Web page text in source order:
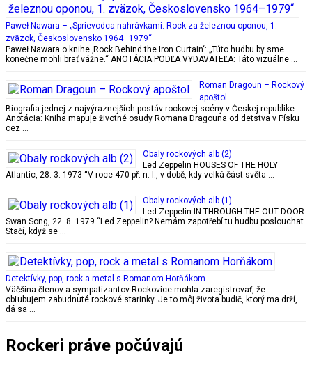
Paweł Nawara – „Sprievodca nahrávkami: Rock za železnou oponou, 1.
zväzok, Československo 1964–1979“
Paweł Nawara o knihe ‚Rock Behind the Iron Curtain‘: „Túto hudbu by sme
konečne mohli brať vážne.“ ANOTÁCIA PODĽA VYDAVATEĽA: Táto vizuálne …
Roman Dragoun – Rockový
apoštol
Biografia jednej z najvýraznejších postáv rockovej scény v Českej republike.
Anotácia: Kniha mapuje životné osudy Romana Dragouna od detstva v Písku
cez …
Obaly rockových alb (2)
Led Zeppelin HOUSES OF THE HOLY
Atlantic, 28. 3. 1973 “V roce 470 př. n. l., v době, kdy velká část světa …
Obaly rockových alb (1)
Led Zeppelin IN THROUGH THE OUT DOOR
Swan Song, 22. 8. 1979 “Led Zeppelin? Nemám zapotřebí tu hudbu poslouchat.
Stačí, když se …
Detektívky, pop, rock a metal s Romanom Horňákom
Väčšina členov a sympatizantov Rockovice mohla zaregistrovať, že
obľubujem zabudnuté rockové starinky. Je to môj života budič, ktorý ma drží,
dá sa …
Rockeri práve počúvajú